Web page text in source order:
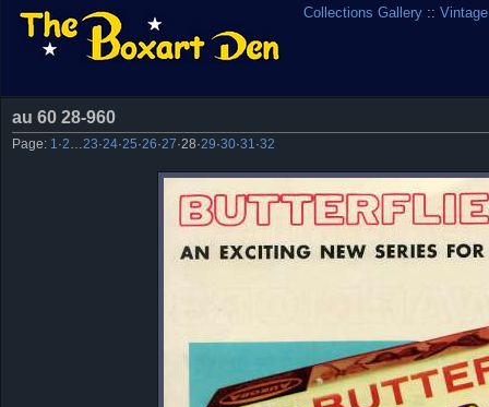
Collections Gallery ::
au 60 28-960
Page: 1 ·2 23·24·25·26·27·28·29·30·31 ·32